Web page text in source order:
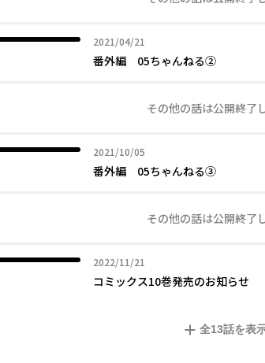
2021/04/21
2021年04月21日
番外編 05ちゃんねる②
その他の話は公開終了
2021/10/05
2021年10月05日
番外編 05ちゃんねる③
その他の話は公開終了
2022/11/21
2022年11月21日
コミックス10巻発売のお知らせ
全13話を表